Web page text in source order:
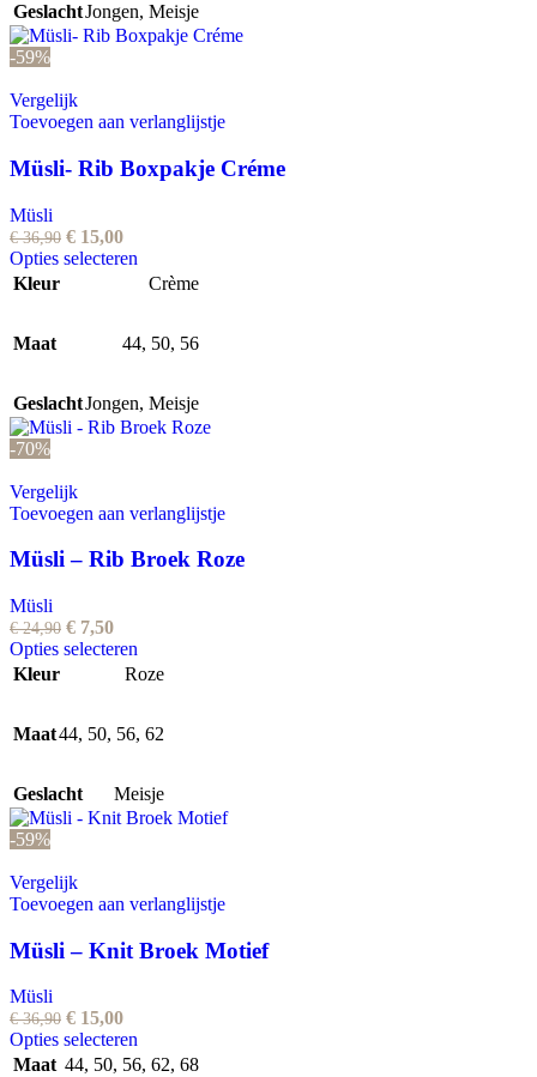
kan
gekozen
productpagina
GeslachtJongen, Meisje
-59%
Vergelijk
Toevoegen aan verlanglijstje
Müsli- Rib Boxpakje Créme
Müsli
€36,90 Oorspronkelijke
prijs
€ 15,00Huidige
prijs
Opties selecteren
product
variaties.
kan
gekozen
productpagina
Kleur Crème
Maat 44, 50, 56
GeslachtJongen, Meisje
-70%
Vergelijk
Toevoegen aan verlanglijstje
Müsli – Rib Broek Roze
Müsli
€24,90 Oorspronkelijke
prijs
€ 7,50Huidige
prijs
is:
Opties selecteren
product
variaties.
kan
gekozen
productpagina
Kleur Roze
Maat44, 50, 56, 62
Geslacht Meisje
-59%
Vergelijk
Toevoegen aan verlanglijstje
Müsli – Knit Broek Motief
Müsli
€36,90 Oorspronkelijke
prijs
was:
€ 15,00Huidige
prijs
is:
Opties selecteren
product
Maat 44, 50, 56, 62, 68